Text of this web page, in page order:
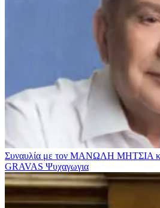
Συναυλία με τον ΜΑΝΩΛΗ ΜΗΤΣΙΑ
GRAVAS Ψυχαγωγια